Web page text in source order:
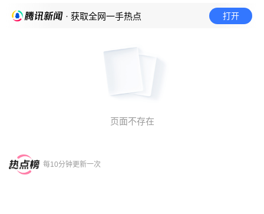
· 获取全网一手热点 打开
页面不存在
每10分钟更新一次